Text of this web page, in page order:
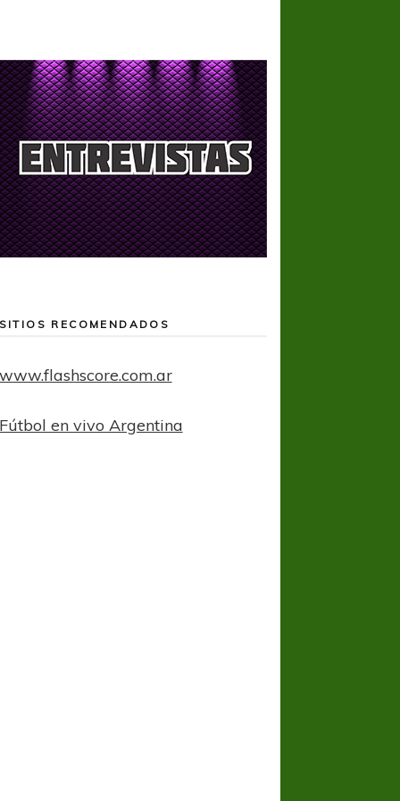
SITIOS RECOMENDADOS
www.flashscore.com.ar
Fútbol en vivo Argentina